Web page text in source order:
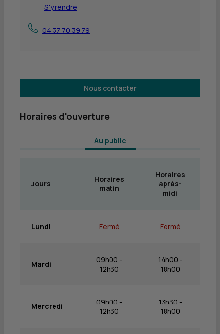
S'y rendre
04 37 70 39 79
Nous contacter
Horaires d'ouverture
Au public
Jours
Horaires
matin
Horaires
après-
midi
Lundi Fermé Fermé
Mardi
09h00 -
12h30
14h00 -
18h00
Mercredi
09h00 -
12h30
13h30 -
18h00